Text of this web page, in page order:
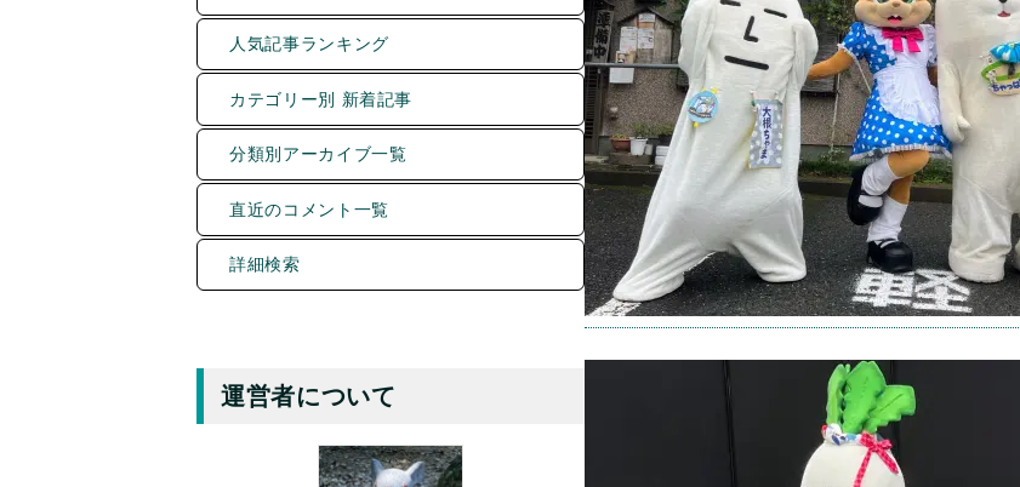
人気記事ランキング
カテゴリー別 新着記事
分類別アーカイブ一覧
直近のコメント一覧
詳細検索
運営者について